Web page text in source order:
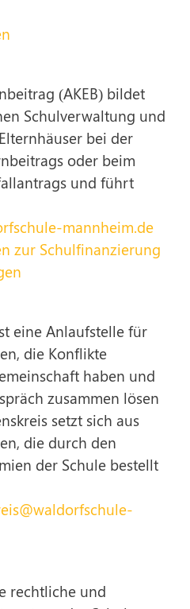
(AKEB) bildet
Schulverwaltung und
bei der
oder beim
und führt
mannheim.de
zur Schulfinanzierung
eine Anlaufstelle für
die Konflikte
haben und
zusammen lösen
setzt sich aus
die durch den
der Schule bestellt
rechtliche und